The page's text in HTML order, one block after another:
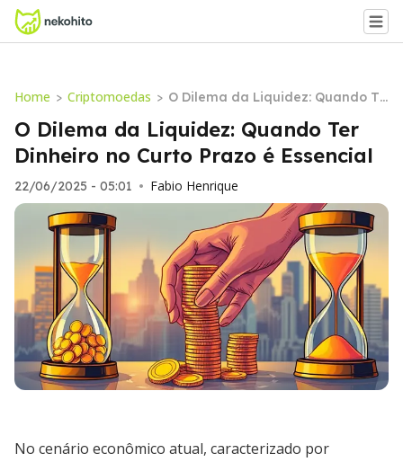
Home > Criptomoedas > O Dilema da Liquidez: Quando Te
r Dinheiro no Curto Prazo é Essen
cial
O Dilema da Liquidez: Quando Ter
Dinheiro no Curto Prazo é Essencial
22/06/2025 - 05:01 • Fabio Henrique
No cenário econômico atual, caracterizado por